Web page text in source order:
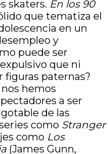
skaters. En los 90
que tematiza el
en un
y
puede ser
que ni
figuras paternas?
hemos
a ser
de las
como Stranger
como Los
(James Gunn,